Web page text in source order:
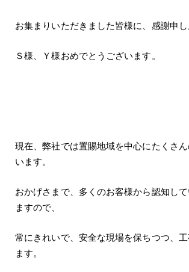
お集まりいただきました皆様に、感謝申し
Ｓ様、Ｙ様おめでとうございます。
現在、弊社では置賜地域を中心にたくさ
います。
おかげさまで、多くのお客様から認知し
ますので、
常にきれいで、安全な現場を保ちつつ、
ます。